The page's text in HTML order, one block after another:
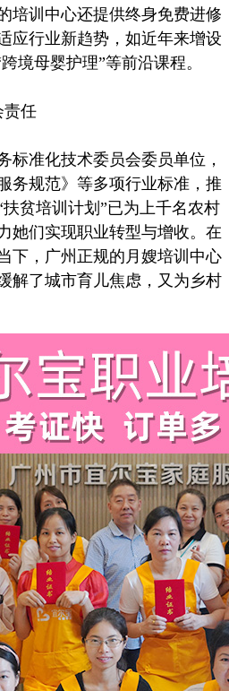
培训中心还提供终身免费进修
应行业新趋势，如近年来增设
境母婴护理”等前沿课程。
任
准化技术委员会委员单位，
务规范》等多项行业标准，推
贫培训计划”已为上千名农村
她们实现职业转型与增收。在
下，广州正规的月嫂培训中心
解了城市育儿焦虑，又为乡村